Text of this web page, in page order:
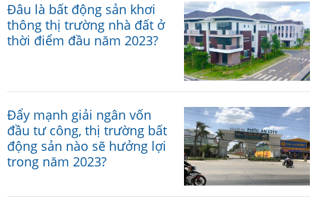
Đâu là bất động sản khơi
thông thị trường nhà đất ở
thời điểm đầu năm 2023?
Đẩy mạnh giải ngân vốn
đầu tư công, thị trường bất
động sản nào sẽ hưởng lợi
trong năm 2023?